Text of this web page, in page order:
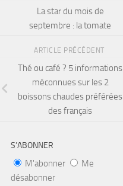
La star du mois de
septembre : la tomate
ARTICLE PRÉCÉDENT
Thé ou café ? 5 informations
méconnues sur les 2
boissons chaudes préférées
des français
S’ABONNER
M'abonner
Me
désabonner